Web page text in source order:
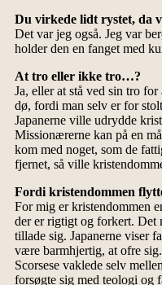
Du virkede lidt rystet, da
Det var jeg også. Jeg var
holder den en fanget med
At tro eller ikke tro…?
Ja, eller at stå ved sin tro
dø, fordi man selv er for
Japanerne ville udrydde
Missionærerne kan på en
kom med noget, som de
fjernet, så ville
Fordi kristendommen
For mig er kristendommen
der er rigtigt og forkert. Det
tillade sig. Japanerne viser
være barmhjertig, at ofre
Scorsese vaklede selv
forsøgte sig med teologi og